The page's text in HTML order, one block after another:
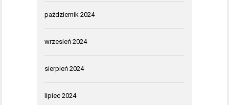
październik 2024
wrzesień 2024
sierpień 2024
lipiec 2024